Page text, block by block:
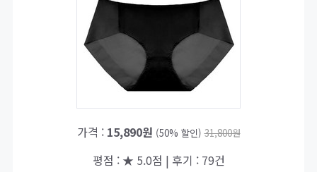
가격 : 15,890원 (50% 할인) 31,800원
평점 : ★ 5.0점 | 후기 : 79건